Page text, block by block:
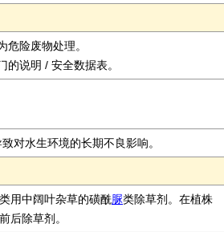
险废物处理。
说明 / 安全数据表。
对水生环境的长期不良影响。
用中阔叶杂草的磺酰脲类除草剂。在植株
后除草剂。